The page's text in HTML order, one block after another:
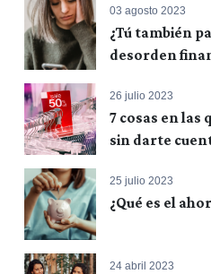
03 agosto 2023
¿Tú también
desorden
26 julio 2023
7 cosas en las
sin darte
25 julio 2023
¿Qué es el
24 abril 2023